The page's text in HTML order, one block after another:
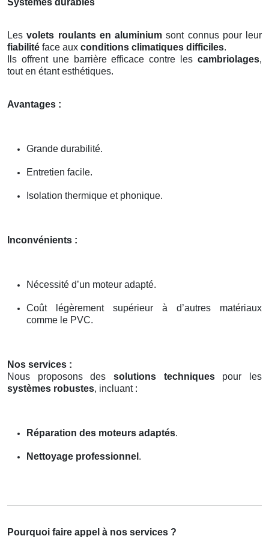
Systèmes durables
Lesvolets roulants en aluminium sont connus pour leur
fiabilité face aux conditions climatiques difficiles.
Ils offrent une barrière efficace contre les cambriolages,
tout en étant esthétiques.
Avantages :
Grande durabilité.
Entretien facile.
Isolation thermique et phonique.
Inconvénients :
Nécessité d’un moteur adapté.
Coût légèrement supérieur à d’autres matériaux
comme le PVC.
Nos services :
Nous proposons des solutions techniquespour les
systèmes robustes, incluant :
Réparation des moteurs adaptés.
Nettoyage professionnel .
Pourquoi faire appel à nos services ?